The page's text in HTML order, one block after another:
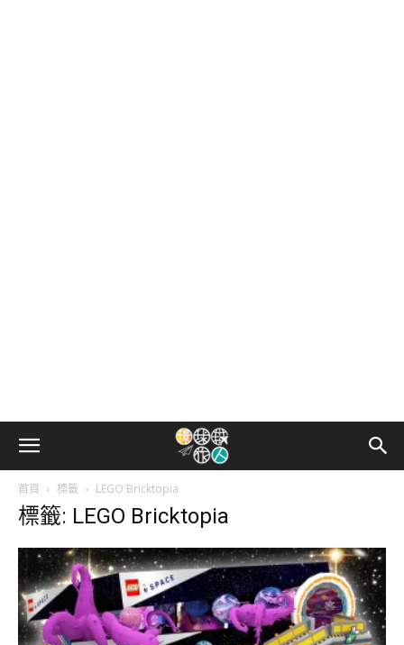
首頁 標籤 LEGO Bricktopia
標籤: LEGO Bricktopia